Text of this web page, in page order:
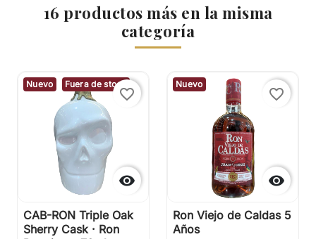
16 productos más en la misma
categoría
Nuevo Fuera de stock

favorite_border
CAB-RON Triple Oak
Sherry Cask · Ron
Nuevo

favorite_border
Ron Viejo de Caldas 5
Años